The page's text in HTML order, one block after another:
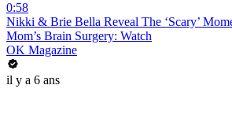
0:58
Nikki & Brie Bella Reveal The ‘Scary’
Mom’s Brain Surgery: Watch
OK Magazine
il y a 6 ans